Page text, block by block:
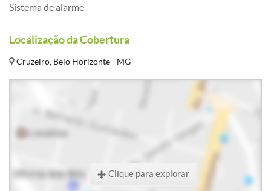
Sistema de alarme
Localização da Cobertura
Cruzeiro, Belo Horizonte - MG
Clique para explorar